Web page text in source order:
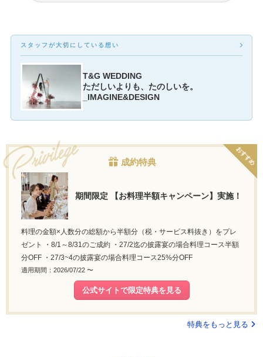
費用・プラン料金 少人数結婚式
スタッフが大切にしている想い
T&G WEDDING
ただしいよりも、たのしいを。
_IMAGINE&DESIGN
おすすめ
成約特典
期間限定 【お料理半額キャンペーン】実施！
料理の金額×人数分の総額から半額分（税・サービス料抜き）をプレ
ゼント ・8/1～8/31のご成約 ・27/2迄の披露宴の場合料理コース半額
分OFF ・27/3~4の披露宴の場合料理コース25%分OFF
適用期間：2026/07/22 〜
公式サイトで限定特典を見る
特典をもっと見る